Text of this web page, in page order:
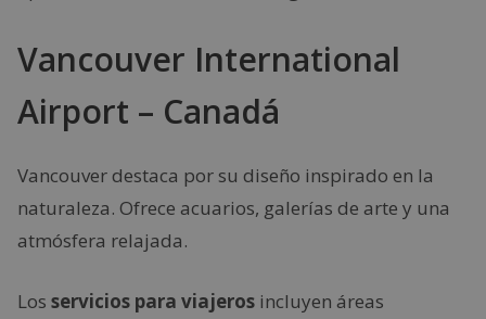
Vancouver International
Airport – Canadá
Vancouver destaca por su diseño inspirado en la
naturaleza. Ofrece acuarios, galerías de arte y una
atmósfera relajada.
Los servicios para viajeros incluyen áreas